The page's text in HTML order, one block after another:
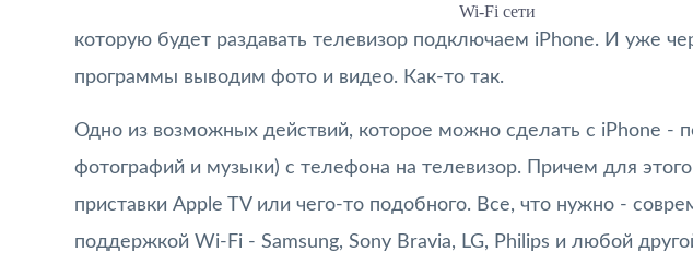
Wi-Fi сети
которую будет раздавать телевизор подключаем iPhone. И уже
программы выводим фото и видео. Как-то так.
Одно из возможных действий, которое можно сделать с iPhone -
фотографий и музыки) с телефона на телевизор. Причем для
приставки Apple TV или чего-то подобного. Все, что нужно -
поддержкой Wi-Fi - Samsung, Sony Bravia, LG, Philips и любой